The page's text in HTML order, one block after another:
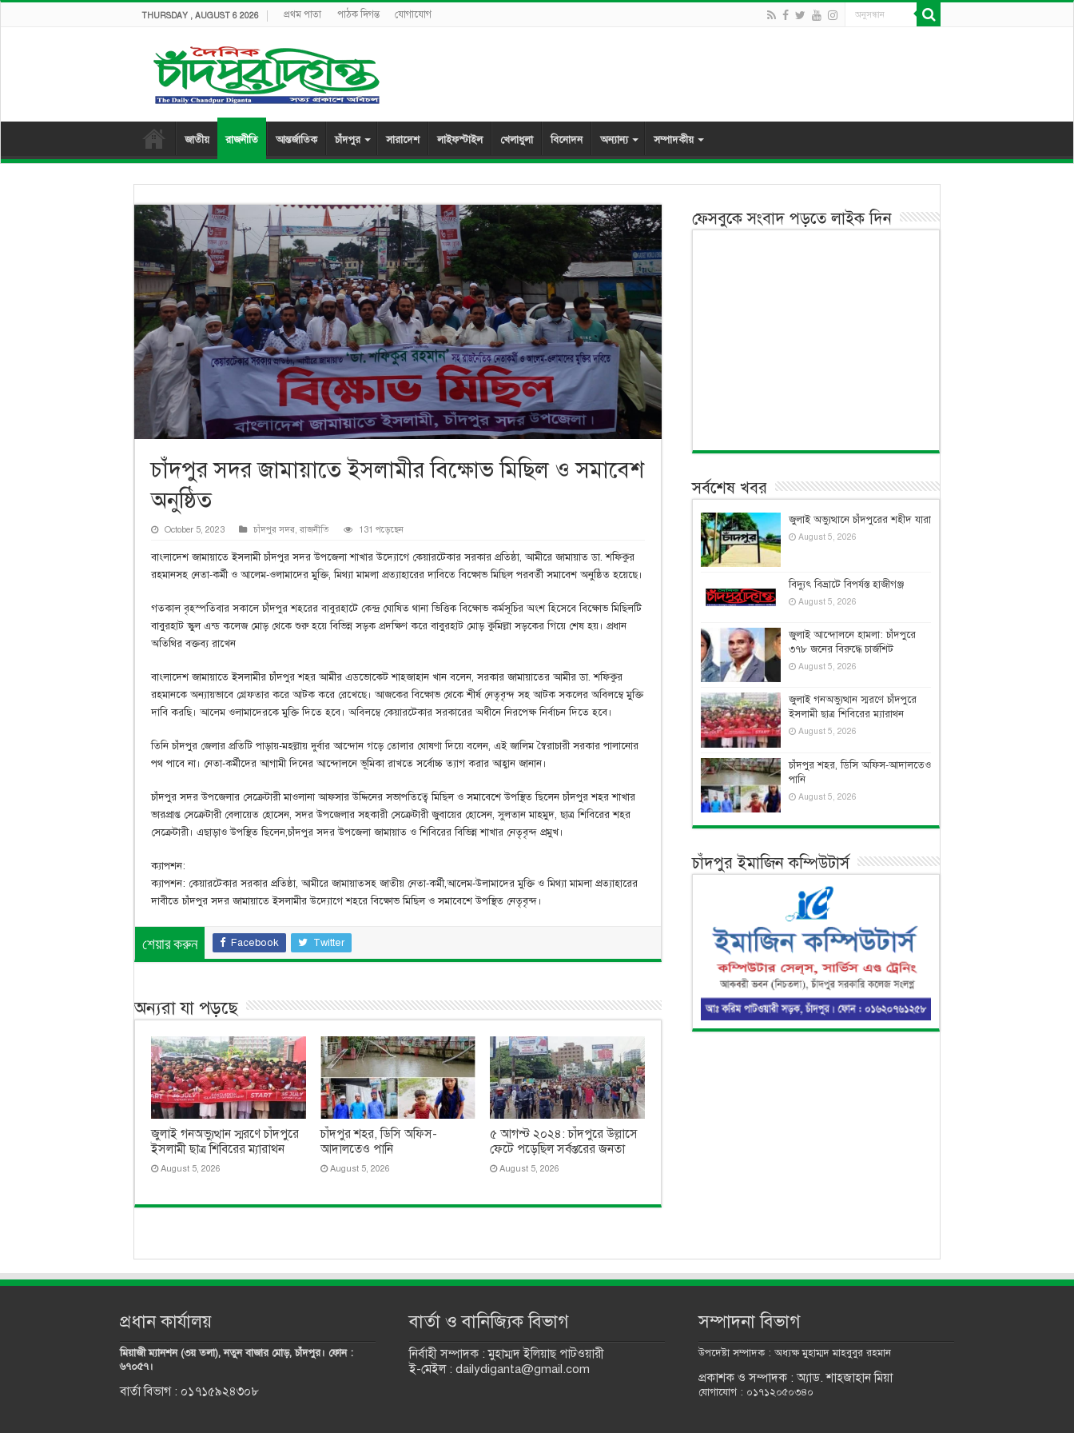
THURSDAY , AUGUST 6 2026 প্রথম পাতা পাঠক দিগন্ত যোগাযোগ
জাতীয় রাজনীতি আন্তর্জাতিক চাঁদপুর সারাদেশ লাইফস্টাইল খেলাধুলা বিনোদন অন্যান্য সম্পাদকীয়
চাঁদপুর সদর জামায়াতে ইসলামীর বিক্ষোভ মিছিল ও সমাবেশ
অনুষ্ঠিত
October 5, 2023 চাঁদপুর সদর, রাজনীতি 131 পড়েছেন
বাংলাদেশ জামায়াতে ইসলামী চাঁদপুর সদর উপজেলা শাখার উদ্যোগে কেয়ারটেকার সরকার প্রতিষ্ঠা, আমীরে জামায়াত ডা. শফিকুর
রহমানসহ নেতা-কর্মী ও আলেম-ওলামাদের মুক্তি, মিথ্যা মামলা প্রত্যাহারের দাবিতে বিক্ষোভ মিছিল পরবর্তী সমাবেশ অনুষ্ঠিত হয়েছে।
গতকাল বৃহস্পতিবার সকালে চাঁদপুর শহরের বাবুরহাটে কেন্দ্র ঘোষিত থানা ভিত্তিক বিক্ষোভ কর্মসূচির অংশ হিসেবে বিক্ষোভ মিছিলটি
বাবুরহাট স্কুল এন্ড কলেজ মোড় থেকে শুরু হয়ে বিভিন্ন সড়ক প্রদক্ষিণ করে বাবুরহাট মোড় কুমিল্লা সড়কের গিয়ে শেষ হয়। প্রধান
অতিথির বক্তব্য রাখেন
বাংলাদেশ জামায়াতে ইসলামীর চাঁদপুর শহর আমীর এডভোকেট শাহজাহান খান বলেন, সরকার জামায়াতের আমীর ডা. শফিকুর
রহমানকে অন্যায়ভাবে গ্রেফতার করে আটক করে রেখেছে। আজকের বিক্ষোভ থেকে শীর্ষ নেতৃবৃন্দ সহ আটক সকলের অবিলম্বে মুক্তি
দাবি করছি। আলেম ওলামাদেরকে মুক্তি দিতে হবে। অবিলম্বে কেয়ারটেকার সরকারের অধীনে নিরপেক্ষ নির্বাচন দিতে হবে।
তিনি চাঁদপুর জেলার প্রতিটি পাড়ায়-মহল্লায় দুর্বার আন্দোন গড়ে তোলার ঘোষণা দিয়ে বলেন, এই জালিম স্বৈরাচারী সরকার পালানোর
পথ পাবে না। নেতা-কর্মীদের আগামী দিনের আন্দোলনে ভূমিকা রাখতে সর্বোচ্চ ত্যাগ করার আহ্বান জানান।
চাঁদপুর সদর উপজেলার সেক্রেটারী মাওলানা আফসার উদ্দিনের সভাপতিত্বে মিছিল ও সমাবেশে উপস্থিত ছিলেন চাঁদপুর শহর শাখার
ভারপ্রাপ্ত সেক্রেটারী বেলায়েত হোসেন, সদর উপজেলার সহকারী সেক্রেটারী জুবায়ের হোসেন, সুলতান মাহমুদ, ছাত্র শিবিরের শহর
সেক্রেটারী। এছাড়াও উপস্থিত ছিলেন,চাঁদপুর সদর উপজেলা জামায়াত ও শিবিরের বিভিন্ন শাখার নেতৃবৃন্দ প্রমুখ।
ক্যাপশন:
ক্যাপশন: কেয়ারটেকার সরকার প্রতিষ্ঠা, আমীরে জামায়াতসহ জাতীয় নেতা-কর্মী,আলেম-উলামাদের মুক্তি ও মিথ্যা মামলা প্রত্যাহারের
দাবীতে চাঁদপুর সদর জামায়াতে ইসলামীর উদ্যোগে শহরে বিক্ষোভ মিছিল ও সমাবেশে উপস্থিত নেতৃবৃন্দ।
শেয়ার করুন Facebook Twitter
অন্যরা যা পড়ছে
জুলাই গনঅভ্যুত্থান স্মরণে চাঁদপুরে
ইসলামী ছাত্র শিবিরের ম্যারাথন
August 5, 2026
চাঁদপুর শহর, ডিসি অফিস-
আদালতেও পানি
August 5, 2026
৫ আগস্ট ২০২৪: চাঁদপুরে উল্লাসে
ফেটে পড়েছিল সর্বস্তরের জনতা
August 5, 2026
ফেসবুকে সংবাদ পড়তে লাইক দিন
সর্বশেষ খবর
জুলাই অভ্যুত্থানে চাঁদপুরের শহীদ যারা
August 5, 2026
বিদ্যুৎ বিভ্রাটে বিপর্যস্ত হাজীগঞ্জ
August 5, 2026
জুলাই আন্দোলনে হামলা: চাঁদপুরে
৩৭৮ জনের বিরুদ্ধে চার্জশিট
August 5, 2026
জুলাই গনঅভ্যুত্থান স্মরণে চাঁদপুরে
ইসলামী ছাত্র শিবিরের ম্যারাথন
August 5, 2026
চাঁদপুর শহর, ডিসি অফিস-আদালতেও
পানি
August 5, 2026
চাঁদপুর ইমাজিন কম্পিউটার্স
প্রধান কার্যালয়
মিয়াজী ম্যানশন (৩য় তলা), নতুন বাজার মোড়, চাঁদপুর। ফোন :
৬৭০৫৭।
বার্তা বিভাগ : ০১৭১৫৯২৪৩০৮
বার্তা ও বানিজ্যিক বিভাগ
নির্বাহী সম্পাদক : মুহাম্মদ ইলিয়াছ পাটওয়ারী
ই-মেইল : dailydiganta@gmail.com
সম্পাদনা বিভাগ
উপদেষ্টা সম্পাদক : অধ্যক্ষ মুহাম্মদ মাহবুবুর রহমান
প্রকাশক ও সম্পাদক : অ্যাড. শাহজাহান মিয়া
যোগাযোগ : ০১৭১২০৫০৩৪০